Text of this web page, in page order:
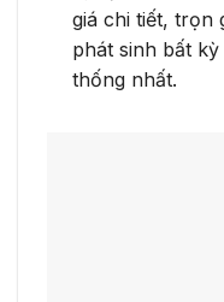
giá chi tiết, trọn
phát sinh bất
thống nhất.